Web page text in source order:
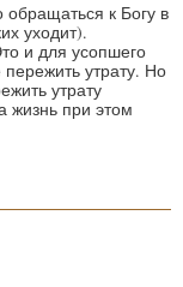
к Богу в
уходит).
и для усопшего
утрату. Но
утрату
жизнь при этом